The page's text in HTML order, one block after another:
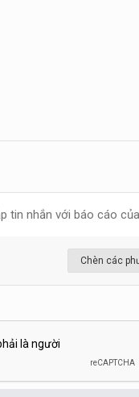
tin nhắn với báo cáo
Chèn các